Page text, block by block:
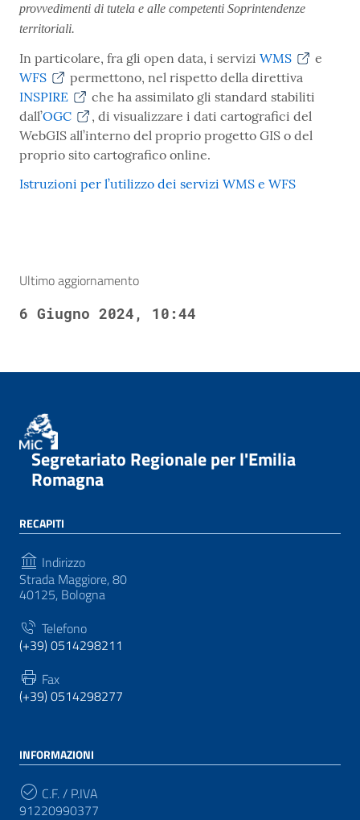
provvedimenti di tutela e alle competenti Soprintendenze
territoriali.
In particolare, fra gli open data, i servizi WMS
e
WFS
permettono, nel rispetto della direttiva
INSPIRE
che ha assimilato gli standard stabiliti
dall’OGC
, di visualizzare i dati cartografici del
WebGIS all’interno del proprio progetto GIS o del
proprio sito cartografico online.
Istruzioni per l’utilizzo dei servizi WMS e WFS
Ultimo aggiornamento
6 Giugno 2024, 10:44
Segretariato Regionale per l'Emilia
Romagna
RECAPITI
Indirizzo
Strada Maggiore, 80
40125, Bologna
Telefono
(+39) 0514298211
Fax
(+39) 0514298277
INFORMAZIONI
C.F. / P.IVA
91220990377